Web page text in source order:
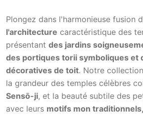
Plongez dans l'harmonieuse fusion
l'architecture caractéristique des
présentant des jardins
des portiques torii symboliques et
décoratives de toit. Notre
la grandeur des temples célèbres
Sensō-ji, et la beauté subtile des
avec leurs motifs mon